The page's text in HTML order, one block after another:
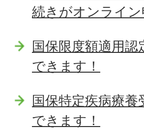
続きがオンライ
国保限度額適用
できます！
国保特定疾病療
できます！